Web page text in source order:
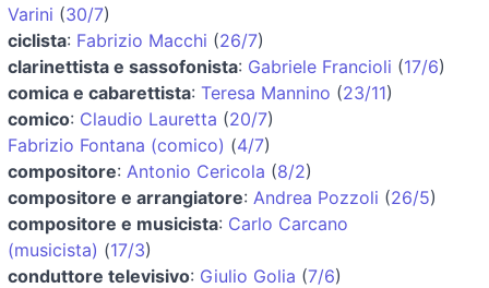
Varini (30/7)
ciclista: Fabrizio Macchi (26/7)
clarinettista e sassofonista: Gabriele Francioli (17/6)
comica e cabarettista: Teresa Mannino (23/11)
comico: Claudio Lauretta (20/7)
Fabrizio Fontana (comico) (4/7)
compositore: Antonio Cericola (8/2)
compositore e arrangiatore: Andrea Pozzoli (26/5)
compositore e musicista: Carlo Carcano
(musicista) (17/3)
conduttore televisivo: Giulio Golia (7/6)